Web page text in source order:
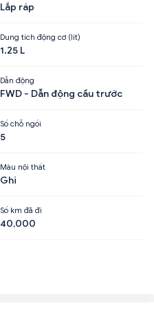
Lắp ráp
Dung tích động cơ (lít)
1.25 L
Dẫn động
FWD - Dẫn động cầu trước
Số chỗ ngồi
5
Màu nội thất
Ghi
Số km đã đi
40,000